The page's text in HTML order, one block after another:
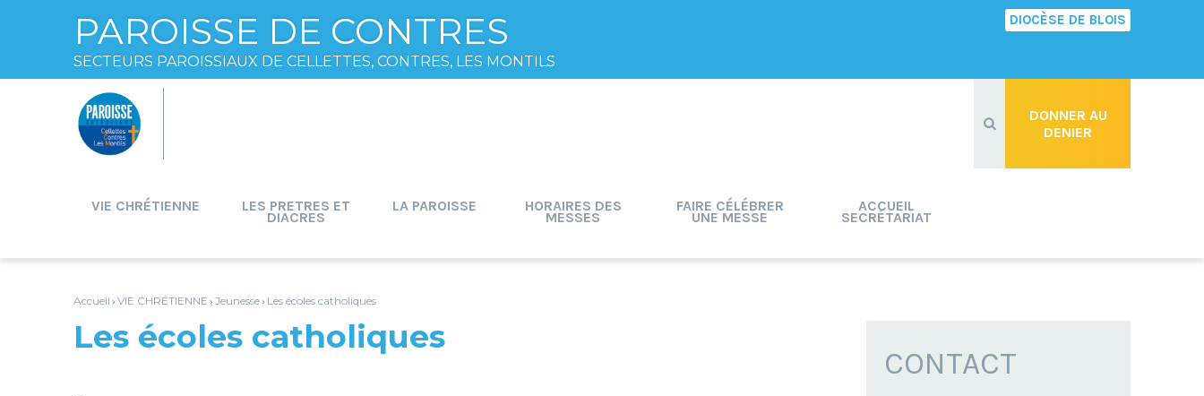
PAROISSE DE CONTRES
SECTEURS PAROISSIAUX DE CELLETTES, CONTRES, LES MONTILS
DIOCÈSE DE BLOIS
contenu.
Aller
navigation
personnels
DONNER AU
DENIER
VIE CHRÉTIENNE LES PRETRES ET
DIACRES
LA PAROISSE HORAIRES DES
MESSES
FAIRE CÉLÉBRER
UNE MESSE
ACCUEIL
SECRÉTARIAT
Accueil › VIE CHRÉTIENNE › Jeunesse› Les écoles catholiques
Les écoles catholiques
CONTACT